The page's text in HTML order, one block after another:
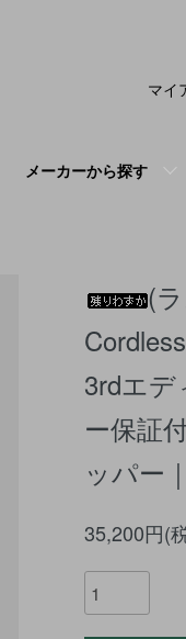
メーカーから探す
マイ
(
3rdエ
ー保証
ッパー
35,200円(